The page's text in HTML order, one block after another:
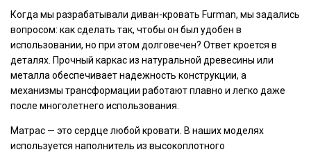
Когда мы разрабатывали диван-кровать Furman, мы задались
вопросом: как сделать так, чтобы он был удобен в
использовании, но при этом долговечен? Ответ кроется в
деталях. Прочный каркас из натуральной древесины или
металла обеспечивает надежность конструкции, а
механизмы трансформации работают плавно и легко даже
после многолетнего использования.
Матрас — это сердце любой кровати. В наших моделях
используется наполнитель из высокоплотного